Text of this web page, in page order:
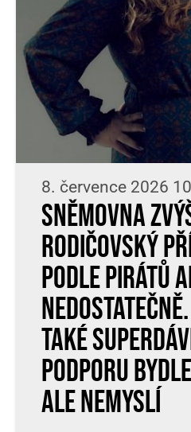
8. července 2026
Sněmovna
rodičovský
podle Pirátů
také
podporu
ale nemyslí